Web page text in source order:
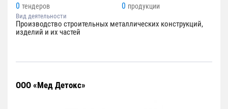
0 тендеров 0 продукции
Вид деятельности
Производство строительных металлических конструкций,
изделий и их частей
ООО «Мед Детокс»